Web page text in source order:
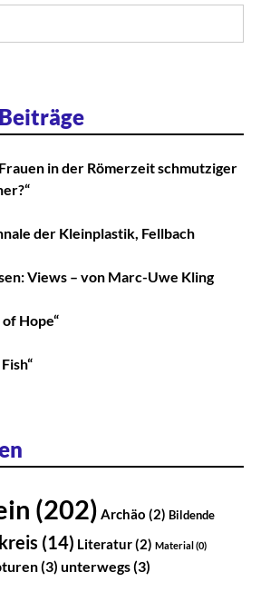
in der Römerzeit schmutziger
der Kleinplastik, Fellbach
Views – von Marc-Uwe Kling
of Hope“
(202) Archäo (2) Bildende
(14) Literatur(2) Material(0)
(3) unterwegs(3)